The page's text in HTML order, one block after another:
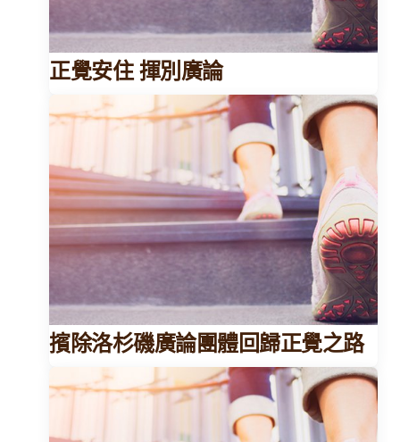
正覺安住 揮別廣論
擯除洛杉磯廣論團體回歸正覺之路